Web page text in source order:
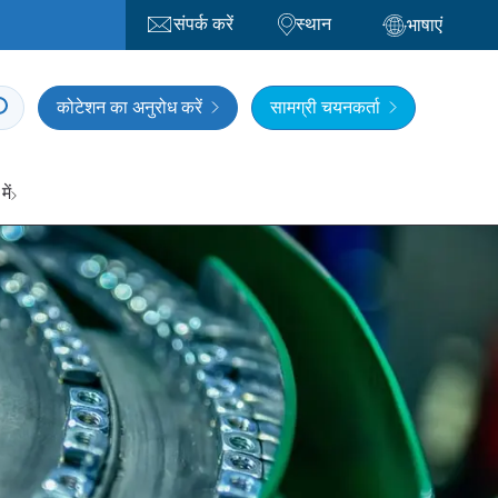
संपर्क करें स्थान भाषाएं
कोटेशन का अनुरोध करें सामग्री चयनकर्ता